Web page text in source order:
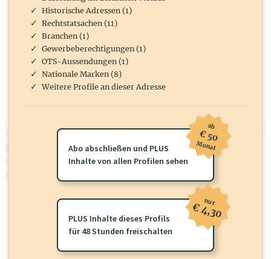
wirtschaft.at PLUS
Für dieses Profil gibt es zusätzlichewirtschaft.at PLUS Inhalte
Sie momentan nicht einsehen können. Schalten Sie dieses Profil frei
Historische Adressen (1)
Rechtstatsachen (11)
Branchen (1)
Gewerbeberechtigungen (1)
OTS-Aussendungen (1)
Nationale Marken (8)
Weitere Profile an dieser Adresse
Abo abschließen und PLUS
Inhalte von allen Profilen sehen
ab
€ 50
Monat
PLUS Inhalte dieses Profils
für 48 Stunden freischalten
nur
€ 4,30